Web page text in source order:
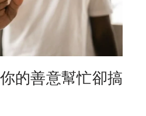
的善意幫忙卻搞